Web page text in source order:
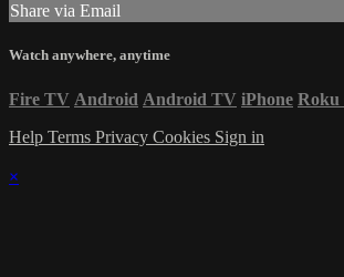
Share via Email
Watch anywhere, anytime
Fire TV Android Android TV iPhone Roku
Help Terms Privacy Cookies Sign in
×